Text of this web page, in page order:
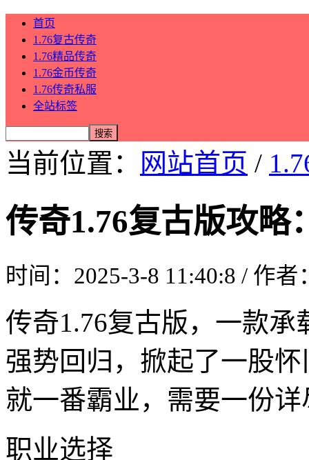
首页
1.76复古传奇
1.76精品传奇
1.76金币传奇
1.76传奇私服
全站标签
当前位置： 网站首页 /
传奇1.76复古版攻略
时间：2025-3-8 11:40:8 / 作
传奇1.76复古版，一款
强势回归，掀起了一股
就一番霸业，需要一份
职业选择